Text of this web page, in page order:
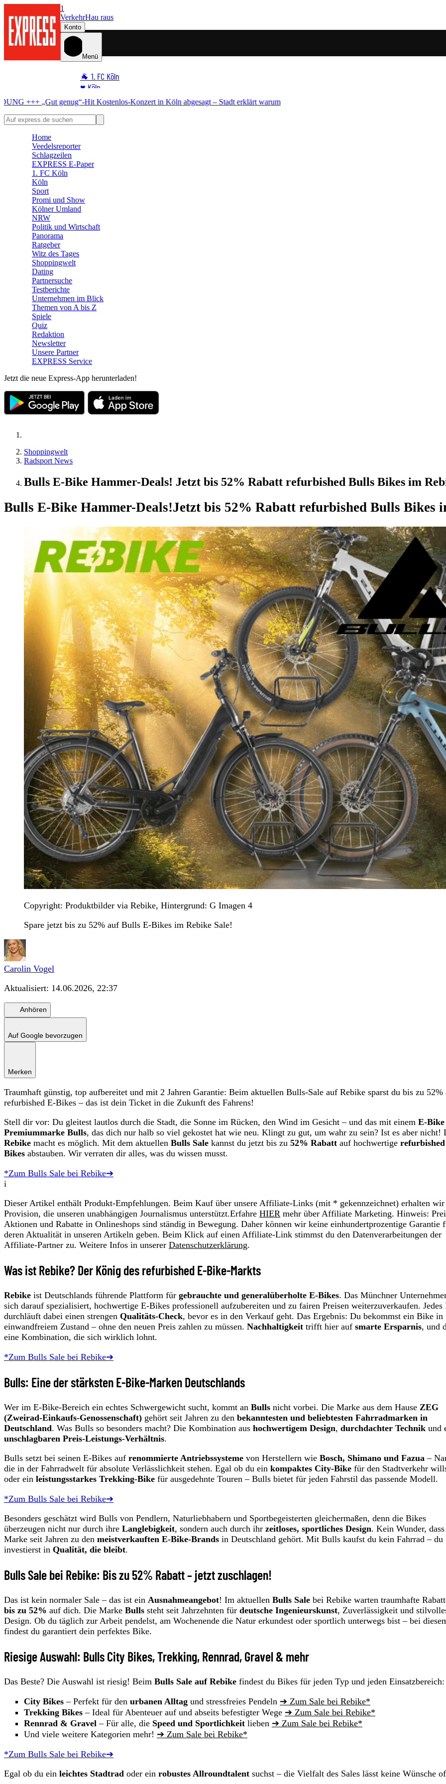
1
VerkehrHau raus
Konto
Menü
🐐 1. FC Köln
♥️ Köln
⭐ Promi
🏆 Sport
🛒 Shoppingwelt
in Köln abgesagt – Stadt erklärt warum
Home
Veedelsreporter
Schlagzeilen
EXPRESS E-Paper
1. FC Köln
Köln
Sport
Promi und Show
Kölner Umland
NRW
Politik und Wirtschaft
Panorama
Ratgeber
Witz des Tages
Shoppingwelt
Dating
Partnersuche
Testberichte
Unternehmen im Blick
Themen von A bis Z
Spiele
Quiz
Redaktion
Newsletter
Unsere Partner
EXPRESS Service
Jetzt die neue Express-App herunterladen!
Shoppingwelt
Radsport News
Bulls E-Bike Hammer-Deals! Jetzt bis 52% Rabatt refurbished Bulls Bikes im
Bulls E-Bike Hammer-Deals!Jetzt bis 52% Rabatt refurbished Bulls Bikes
Copyright: Produktbilder via Rebike, Hintergrund: G Imagen 4
Spare jetzt bis zu 52% auf Bulls E-Bikes im Rebike Sale!
Carolin Vogel
Aktualisiert: 14.06.2026, 22:37
Anhören
Auf Google bevorzugen
Merken
Traumhaft günstig, top aufbereitet und mit 2 Jahren Garantie: Beim aktuellen Bulls-Sale auf Rebike sparst du bis zu 52%
refurbished E-Bikes – das ist dein Ticket in die Zukunft des Fahrens!
Stell dir vor: Du gleitest lautlos durch die Stadt, die Sonne im Rücken, den Wind im Gesicht – und das mit einem E-
Premiummarke Bulls, das dich nur halb so viel gekostet hat wie neu. Klingt zu gut, um wahr zu sein? Ist es aber nicht!
Rebike macht es möglich. Mit dem aktuellen Bulls Sale kannst du jetzt bis zu 52% Rabatt auf hochwertige
Bikes abstauben. Wir verraten dir alles, was du wissen musst.
*Zum Bulls Sale bei Rebike➔
i
Dieser Artikel enthält Produkt-Empfehlungen. Beim Kauf über unsere Affiliate-Links (mit * gekennzeichnet) erhalten wir
Provision, die unseren unabhängigen Journalismus unterstützt.Erfahre HIER mehr über Affiliate Marketing. Hinweis:
Aktionen und Rabatte in Onlineshops sind ständig in Bewegung. Daher können wir keine einhundertprozentige Garantie
deren Aktualität in unseren Artikeln geben. Beim Klick auf einen Affiliate-Link stimmst du den Datenverarbeitungen der
Affiliate-Partner zu. Weitere Infos in unserer Datenschutzerklärung.
Was ist Rebike? Der König des refurbished E-Bike-Markts
Rebike ist Deutschlands führende Plattform für gebrauchte und generalüberholte E-Bikes. Das Münchner
sich darauf spezialisiert, hochwertige E-Bikes professionell aufzubereiten und zu fairen Preisen weiterzuverkaufen. Jedes
durchläuft dabei einen strengen Qualitäts-Check, bevor es in den Verkauf geht. Das Ergebnis: Du bekommst ein Bike in
einwandfreiem Zustand – ohne den neuen Preis zahlen zu müssen. Nachhaltigkeit trifft hier auf smarte Ersparnis, und
eine Kombination, die sich wirklich lohnt.
*Zum Bulls Sale bei Rebike➔
Bulls: Eine der stärksten E-Bike-Marken Deutschlands
Wer im E-Bike-Bereich ein echtes Schwergewicht sucht, kommt an Bulls nicht vorbei. Die Marke aus dem Hause ZEG
(Zweirad-Einkaufs-Genossenschaft) gehört seit Jahren zu den bekanntesten und beliebtesten Fahrradmarken in
Deutschland. Was Bulls so besonders macht? Die Kombination aus hochwertigem Design, durchdachter Technik und
unschlagbaren Preis-Leistungs-Verhältnis.
Bulls setzt bei seinen E-Bikes auf renommierte Antriebssysteme von Herstellern wie Bosch, Shimano und Fazua –
die in der Fahrradwelt für absolute Verlässlichkeit stehen. Egal ob du ein kompaktes City-Bike für den Stadtverkehr
oder ein leistungsstarkes Trekking-Bike für ausgedehnte Touren – Bulls bietet für jeden Fahrstil das passende Modell.
*Zum Bulls Sale bei Rebike➔
Besonders geschätzt wird Bulls von Pendlern, Naturliebhabern und Sportbegeisterten gleichermaßen, denn die Bikes
überzeugen nicht nur durch ihre Langlebigkeit, sondern auch durch ihr zeitloses, sportliches Design. Kein Wunder,
Marke seit Jahren zu den meistverkauften E-Bike-Brands in Deutschland gehört. Mit Bulls kaufst du kein Fahrrad – du
investierst in Qualität, die bleibt.
Bulls Sale bei Rebike: Bis zu 52% Rabatt – jetzt zuschlagen!
Das ist kein normaler Sale – das ist ein Ausnahmeangebot! Im aktuellen Bulls Sale bei Rebike warten traumhafte
bis zu 52% auf dich. Die Marke Bulls steht seit Jahrzehnten für deutsche Ingenieurskunst, Zuverlässigkeit und
Design. Ob du täglich zur Arbeit pendelst, am Wochenende die Natur erkundest oder sportlich unterwegs bist – bei
findest du garantiert dein perfektes Bike.
Riesige Auswahl: Bulls City Bikes, Trekking, Rennrad, Gravel & mehr
Das Beste? Die Auswahl ist riesig! Beim Bulls Sale auf Rebike findest du Bikes für jeden Typ und jeden Einsatzbereich:
City Bikes – Perfekt für den urbanen Alltag und stressfreies Pendeln ➔ Zum Sale bei Rebike*
Trekking Bikes – Ideal für Abenteuer auf und abseits befestigter Wege ➔ Zum Sale bei Rebike*
Rennrad & Gravel – Für alle, die Speed und Sportlichkeit lieben ➔ Zum Sale bei Rebike*
Und viele weitere Kategorien mehr! ➔ Zum Sale bei Rebike*
*Zum Bulls Sale bei Rebike➔
Egal ob du ein leichtes Stadtrad oder ein robustes Allroundtalent suchst – die Vielfalt des Sales lässt keine Wünsche